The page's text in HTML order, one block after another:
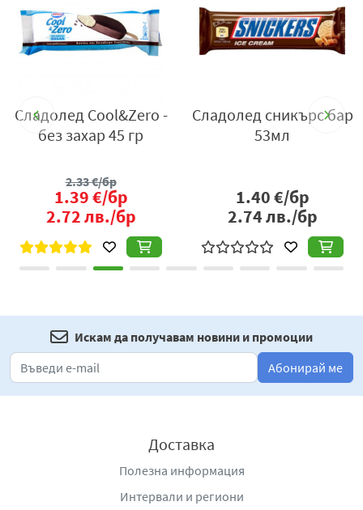
Сладолед Cool&Zero -
без захар 45 гр
2.33€/бр
1.39€/бр
2.72лв./бр
Сладолед сникърс бар
53мл
1.40€/бр
2.74лв./бр
Искам да получавам новини и промоции
Абонирай ме
Доставка
Полезна информация
Интервали и региони